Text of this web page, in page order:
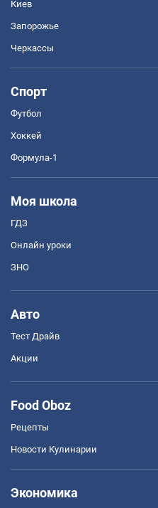
Киев
Запорожье
Черкассы
Спорт
Футбол
Хоккей
Формула-1
Моя школа
ГДЗ
Онлайн уроки
ЗНО
Авто
Тест Драйв
Акции
Food Oboz
Рецепты
Новости Кулинарии
Экономика